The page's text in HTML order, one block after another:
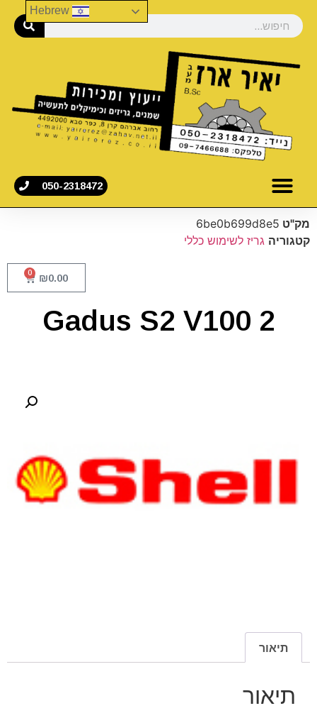
050-2318472
מק"ט 6be0b699d8e5
קטגוריה גריז לשימוש כללי
₪0.00
0
Gadus S2 V100 2
תיאור
תיאור
Hebrew